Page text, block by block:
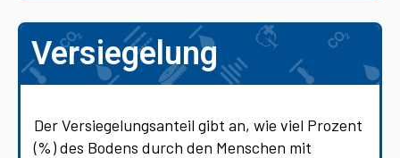
Versiegelung
Der Versiegelungsanteil gibt an, wie viel Prozent
(%) des Bodens durch den Menschen mit